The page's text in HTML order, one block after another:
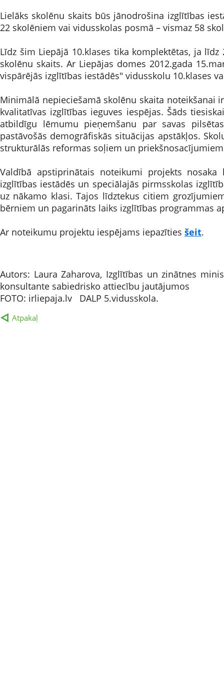
Lielāks skolēnu skaits būs jānodrošina izglītības
22 skolēniem vai vidusskolas posmā – vismaz 58
Līdz šim Liepājā 10.klases tika komplektētas, ja
skolēnu skaits. Ar Liepājas domes 2012.gada
vispārējās izglītības iestādēs" vidusskolu 10.klases
Minimālā nepieciešamā skolēnu skaita
kvalitatīvas izglītības ieguves iespējas. Šāds
atbildīgu lēmumu pieņemšanu par savas
pastāvošās demogrāfiskās situācijas apstākļos.
strukturālās reformas soļiem un
Valdībā apstiprinātais noteikumi projekts
izglītības iestādēs un speciālajās pirmsskolas
uz nākamo klasi. Tajos līdztekus citiem
bērniem un pagarināts laiks izglītības programmas
Ar noteikumu projektu iespējams iepazīties šeit.
Autors: Laura Zaharova, Izglītības un zinātnes
konsultante sabiedrisko attiecību jautājumos
FOTO: irliepaja.lv DALP 5.vidusskola.
Atpakaļ